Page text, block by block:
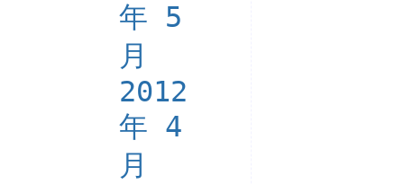
年 5
月
2012
年 4
月